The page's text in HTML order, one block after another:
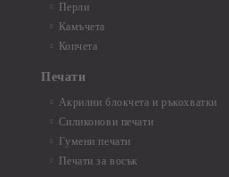
Перли
Камъчета
Копчета
Печати
Акрилни блокчета и ръкохватки
Силиконови печати
Гумени печати
Печати за восък